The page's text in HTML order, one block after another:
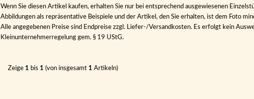
Wenn Sie diesen Artikel kaufen, erhalten Sie nur bei entsprechend ausgewiesenen
Abbildungen als repräsentative Beispiele und der Artikel, den Sie erhalten, ist dem Foto
Alle angegebenen Preise sind Endpreise zzgl. Liefer-/Versandkosten. Es erfolgt kein
Kleinunternehmerregelung gem. § 19 UStG.
Zeige 1 bis 1 (von insgesamt 1 Artikeln)